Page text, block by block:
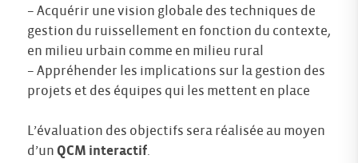
– Acquérir une vision globale des techniques de
gestion du ruissellement en fonction du contexte,
en milieu urbain comme en milieu rural
– Appréhender les implications sur la gestion des
projets et des équipes qui les mettent en place
L’évaluation des objectifs sera réalisée au moyen
d’un QCM interactif.